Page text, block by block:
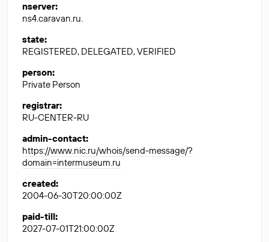
nserver:
ns4.caravan.ru.
state:
REGISTERED, DELEGATED, VERIFIED
person:
Private Person
registrar:
RU-CENTER-RU
admin-contact:
https://www.nic.ru/whois/send-message/?
domain=intermuseum.ru
created:
2004-06-30T20:00:00Z
paid-till:
2027-07-01T21:00:00Z